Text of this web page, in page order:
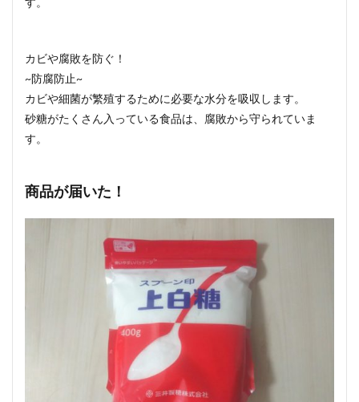
カビや腐敗を防ぐ！
~防腐防止~
カビや細菌が繁殖するために必要な水分を吸収します。
砂糖がたくさん入っている食品は、腐敗から守られていま
す。
商品が届いた！